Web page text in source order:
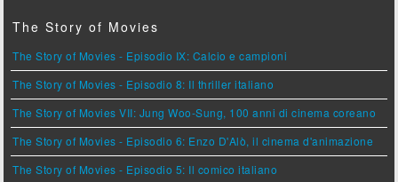
The Story of Movies
The Story of Movies - Episodio IX: Calcio e campioni
The Story of Movies - Episodio 8: Il thriller italiano
The Story of Movies VII: Jung Woo-Sung, 100 anni di cinema coreano
The Story of Movies - Episodio 6: Enzo D'Alò, il cinema d'animazione
The Story of Movies - Episodio 5: Il comico italiano